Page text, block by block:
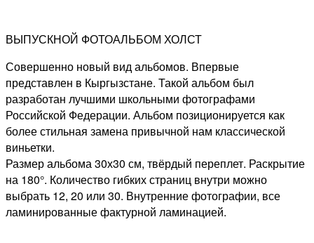
ВЫПУСКНОЙ ФОТОАЛЬБОМ ХОЛСТ
Совершенно новый вид альбомов. Впервые
представлен в Кыргызстане. Такой альбом был
разработан лучшими школьными фотографами
Российской Федерации. Альбом позиционируется как
более стильная замена привычной нам классической
виньетки.
Размер альбома 30х30 см, твёрдый переплет. Раскрытие
на 180°. Количество гибких страниц внутри можно
выбрать 12, 20 или 30. Внутренние фотографии, все
ламинированные фактурной ламинацией.